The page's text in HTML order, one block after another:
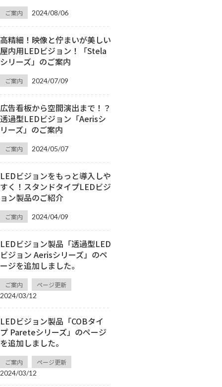
ご案内 2024/08/06
高精細！映像と佇まいが美しい
屋内用LEDビジョン！「Stela
シリーズ」のご案内
ご案内 2024/07/09
広告看板から空間演出まで！？
透過型LEDビジョン「Aerisシ
リーズ」のご案内
ご案内 2024/05/07
LEDビジョンをもっと導入しや
すく！スタンドタイプLEDビジ
ョン製品のご紹介
ご案内 2024/04/09
LEDビジョン製品「透過型LED
ビジョン Aerisシリーズ」のペ
ージを追加しました。
ご案内
ページ更新
2024/03/12
LEDビジョン製品「COBタイ
プ Pareteシリーズ」のページ
を追加しました。
ご案内
ページ更新
2024/03/12